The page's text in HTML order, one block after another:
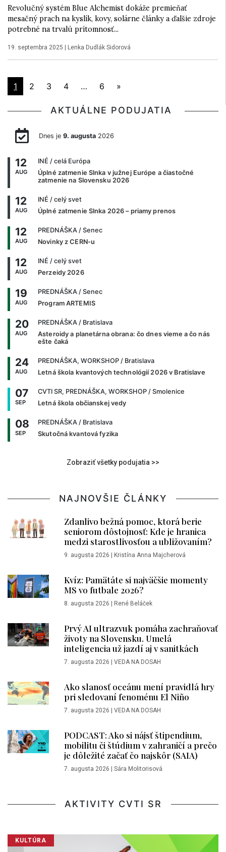
Revolučný systém Blue Alchemist dokáže premieňať
mesačný prach na kyslík, kovy, solárne články a ďalšie zdroje
potrebné na trvalú prítomnosť...
19. septembra 2025 Lenka Dudlák Sidorová
1 2 3 4 … 6 »
AKTUÁLNE PODUJATIA
Dnes je 9. augusta2026
12
AUG
INÉ / celá Európa
Úplné zatmenie Slnka v južnej Európe a čiastočné
zatmenie na Slovensku 2026
12
AUG
INÉ / celý svet
Úplné zatmenie Slnka 2026 – priamy prenos
12
AUG
PREDNÁŠKA / Senec
Novinky z CERN-u
12
AUG
INÉ / celý svet
Perzeidy 2026
19
AUG
PREDNÁŠKA / Senec
Program ARTEMIS
20
AUG
PREDNÁŠKA / Bratislava
Asteroidy a planetárna obrana: čo dnes vieme a čo nás
ešte čaká
24
AUG
PREDNÁŠKA, WORKSHOP / Bratislava
Letná škola kvantových technológií 2026 v Bratislave
07
SEP
CVTI SR, PREDNÁŠKA, WORKSHOP / Smolenice
Letná škola občianskej vedy
08
SEP
PREDNÁŠKA / Bratislava
Skutočná kvantová fyzika
Zobraziť všetky podujatia >>
NAJNOVŠIE ČLÁNKY
Zdanlivo bežná pomoc, ktorá berie
seniorom dôstojnosť: Kde je hranica
medzi starostlivosťou a ubližovaním?
9. augusta 2026 | Kristína Anna Majcherová
Kvíz: Pamätáte si najväčšie momenty
MS vo futbale 2026?
8. augusta 2026 | René Beláček
Prvý AI ultrazvuk pomáha zachraňovať
životy na Slovensku. Umelá
inteligencia už jazdí aj v sanitkách
7. augusta 2026 | VEDA NA DOSAH
Ako slanosť oceánu mení pravidlá hry
pri sledovaní fenoménu El Niño
7. augusta 2026 | VEDA NA DOSAH
PODCAST: Ako si nájsť štipendium,
mobilitu či štúdium v zahraničí a prečo
je dôležité začať čo najskôr (SAIA)
7. augusta 2026 | Sára Molitorisová
AKTIVITY CVTI SR
KULTÚRA